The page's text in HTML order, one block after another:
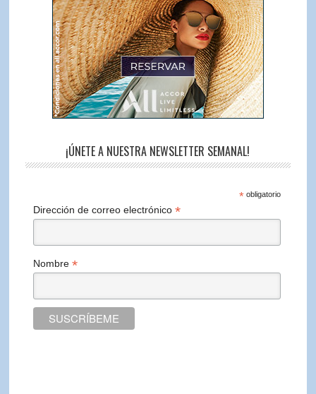
¡ÚNETE A NUESTRA NEWSLETTER SEMANAL!
*obligatorio
Dirección de correo electrónico*
Nombre*